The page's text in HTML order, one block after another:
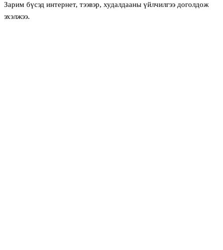
Зарим бүсэд интернет, тээвэр, худалдааны үйлчилгээ доголдож
эхэлжээ.